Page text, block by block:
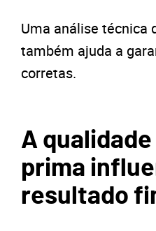
Uma análise técnica
também ajuda a
corretas.
A
prima
resultado